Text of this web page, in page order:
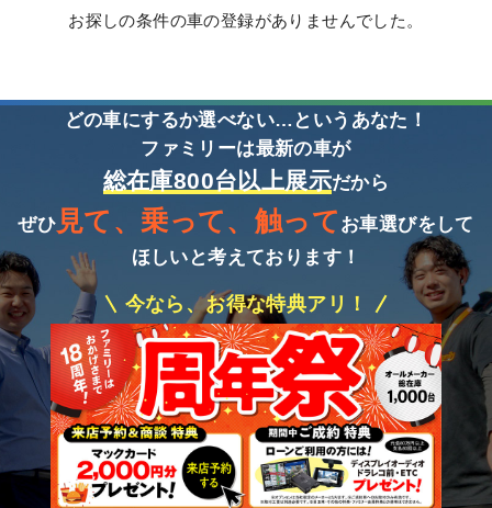
お探しの条件の車の登録がありませんでした。
どの車にするか選べない…というあなた！
ファミリーは最新の車が
総在庫800台以上展示だから
ぜひ 見て、乗って、触って お車選びをして
ほしいと考えております！
今なら、お得な特典アリ！